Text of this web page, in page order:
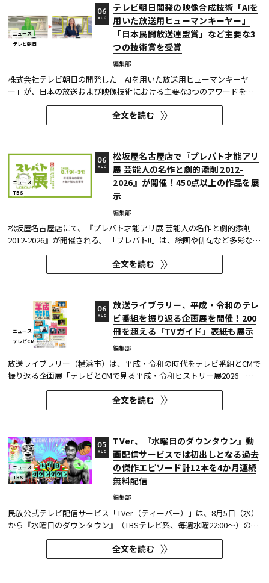
ニュース
テレビ朝日
テレビ朝日開発の映像合成技術「AIを
用いた放送用ヒューマンキーヤー」
「日本民間放送連盟賞」など主要な3
つの技術賞を受賞
編集部
06
AUG
株式会社テレビ朝日の開発した「AIを用いた放送用ヒューマンキーヤ
ー」が、日本の放送および映像技術における主要な3つのアワードを受
賞した。 本開発は、人物像認識AIと最新のXR技術を組み合わせたシステ
ムであり、その革新性と実用性が業界内で高い評価を獲得している。
【受賞アワード一覧】 ●2025年 日本民間放送連盟賞 技術部門優...
全文を読む
ニュース
TBS
松坂屋名古屋店で『プレバト才能アリ
展 芸能人の名作と劇的添削 2012-
2026』が開催！450点以上の作品を展
示
編集部
06
AUG
松坂屋名古屋店にて、『プレバト才能アリ展 芸能人の名作と劇的添削
2012-2026』が開催される。 「プレバト!!」は、絵画や俳句など多彩な芸
術ジャンルに芸能人が挑戦し、その作品を超一流の講師陣が才能アリ/ナ
シで厳しく査定する教養バラエティー番組だ。 本展では、定番ジャンル
の俳句・水彩画から、大漁旗や黒板アートといった巨大作品...
全文を読む
ニュース
テレビCM
放送ライブラリー、平成・令和のテレ
ビ番組を振り返る企画展を開催！200
冊を超える「TVガイド」表紙も展示
編集部
06
AUG
放送ライブラリー（横浜市）は、平成・令和の時代をテレビ番組とCMで
振り返る企画展「テレビとCMで見る平成・令和ヒストリー展2026」を8
月7日～9月27日に開催する。
全文を読む
ニュース
TBS
TVer、『水曜日のダウンタウン』動
画配信サービスでは初出しとなる過去
の傑作エピソード計12本を4か月連続
無料配信
編集部
05
AUG
民放公式テレビ配信サービス「TVer（ティーバー）」は、8月5日（水）
から『水曜日のダウンタウン』（TBSテレビ系、毎週水曜22:00～）の過
去に放送された傑作エピソード計12本を4か月にわたり配信する。本エ
ピソードが動画配信サービスで配信されるのは今回が初めてとなる。
TVerはすべて無料で見放題となっている。 『水曜日のダウンタウン...
全文を読む